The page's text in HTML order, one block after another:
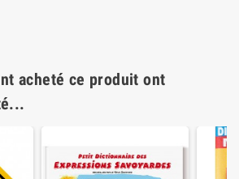
acheté ce produit ont